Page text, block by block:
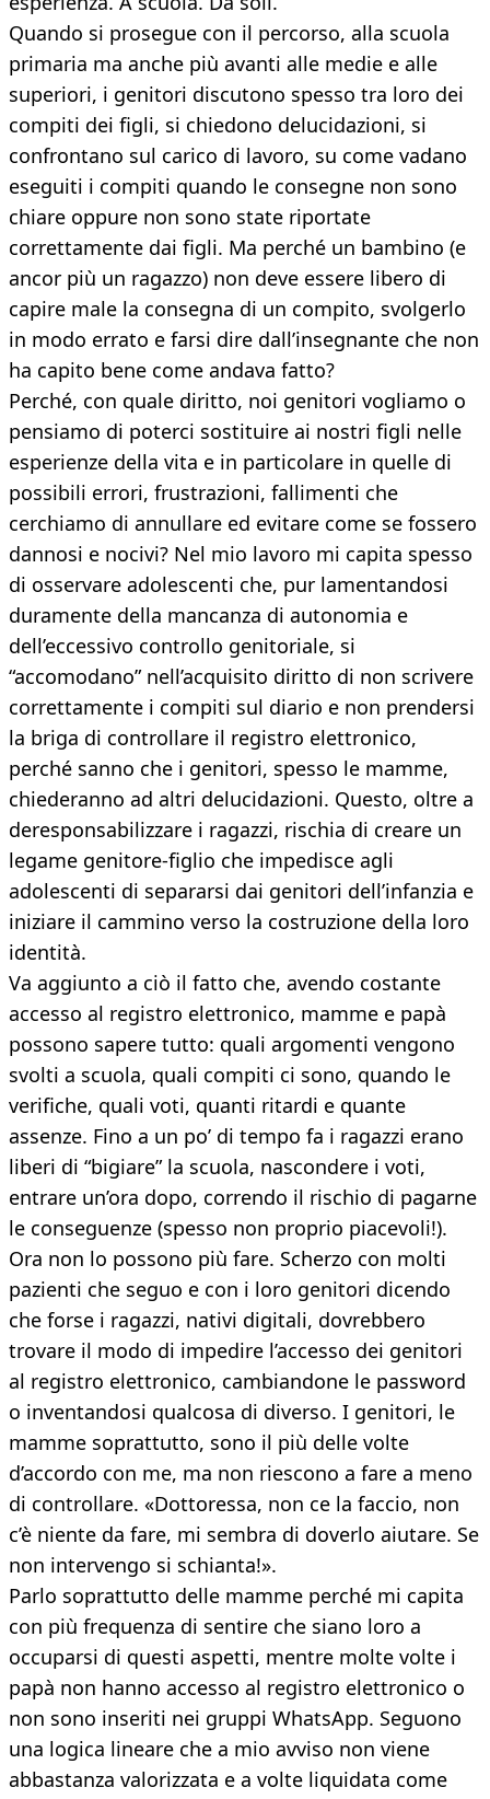
Quando si prosegue con il percorso, alla scuola
primaria ma anche più avanti alle medie e alle
superiori, i genitori discutono spesso tra loro dei
compiti dei figli, si chiedono delucidazioni, si
confrontano sul carico di lavoro, su come vadano
eseguiti i compiti quando le consegne non sono
chiare oppure non sono state riportate
correttamente dai figli. Ma perché un bambino (e
ancor più un ragazzo) non deve essere libero di
capire male la consegna di un compito, svolgerlo
in modo errato e farsi dire dall’insegnante che non
ha capito bene come andava fatto?
Perché, con quale diritto, noi genitori vogliamo o
pensiamo di poterci sostituire ai nostri figli nelle
esperienze della vita e in particolare in quelle di
possibili errori, frustrazioni, fallimenti che
cerchiamo di annullare ed evitare come se fossero
dannosi e nocivi? Nel mio lavoro mi capita spesso
di osservare adolescenti che, pur lamentandosi
duramente della mancanza di autonomia e
dell’eccessivo controllo genitoriale, si
“accomodano” nell’acquisito diritto di non scrivere
correttamente i compiti sul diario e non prendersi
la briga di controllare il registro elettronico,
perché sanno che i genitori, spesso le mamme,
chiederanno ad altri delucidazioni. Questo, oltre a
deresponsabilizzare i ragazzi, rischia di creare un
legame genitore-figlio che impedisce agli
adolescenti di separarsi dai genitori dell’infanzia e
iniziare il cammino verso la costruzione della loro
identità.
Va aggiunto a ciò il fatto che, avendo costante
accesso al registro elettronico, mamme e papà
possono sapere tutto: quali argomenti vengono
svolti a scuola, quali compiti ci sono, quando le
verifiche, quali voti, quanti ritardi e quante
assenze. Fino a un po’ di tempo fa i ragazzi erano
liberi di “bigiare” la scuola, nascondere i voti,
entrare un’ora dopo, correndo il rischio di pagarne
le conseguenze (spesso non proprio piacevoli!).
Ora non lo possono più fare. Scherzo con molti
pazienti che seguo e con i loro genitori dicendo
che forse i ragazzi, nativi digitali, dovrebbero
trovare il modo di impedire l’accesso dei genitori
al registro elettronico, cambiandone le password
o inventandosi qualcosa di diverso. I genitori, le
mamme soprattutto, sono il più delle volte
d’accordo con me, ma non riescono a fare a meno
di controllare. «Dottoressa, non ce la faccio, non
c’è niente da fare, mi sembra di doverlo aiutare. Se
non intervengo si schianta!».
Parlo soprattutto delle mamme perché mi capita
con più frequenza di sentire che siano loro a
occuparsi di questi aspetti, mentre molte volte i
papà non hanno accesso al registro elettronico o
non sono inseriti nei gruppi WhatsApp. Seguono
una logica lineare che a mio avviso non viene
abbastanza valorizzata e a volte liquidata come